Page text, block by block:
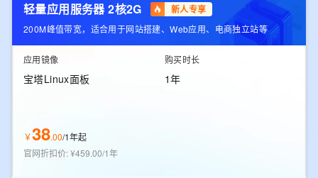
轻量应用服务器 2核2G 新人专享
200M峰值带宽，适合用于网站搭建、Web应用、电商独立站等
应用镜像
宝塔Linux面板
购买时长
1年
￥38.00/1年起
官网折扣价:¥459.00/1年